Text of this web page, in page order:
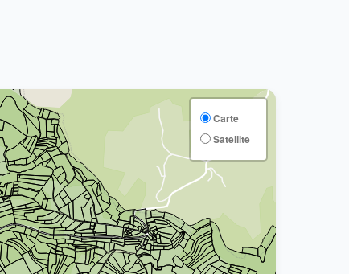
Carte
Satellite